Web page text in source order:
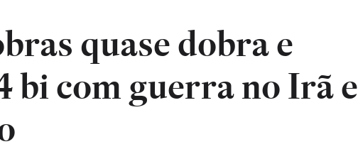
quase dobra e
bi com guerra no Irã e